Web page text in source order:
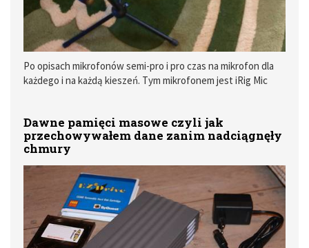
Po opisach mikrofonów semi-pro i pro czas na mikrofon dla
każdego i na każdą kieszeń. Tym mikrofonem jest iRig Mic
Dawne pamięci masowe czyli jak
przechowywałem dane zanim nadciągnęły
chmury